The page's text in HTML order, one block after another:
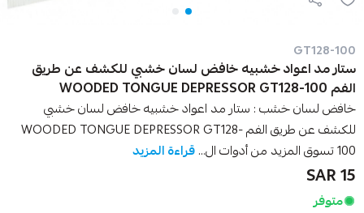
GT128-100
ستار مد اعواد خشبيه خافض لسان خشبي للكشف عن طريق
الفم WOODED TONGUE DEPRESSOR GT128-100
خافض لسان خشب : ستار مد اعواد خشبيه خافض لسان خشبي
للكشف عن طريق الفم WOODED TONGUE DEPRESSOR GT128-
100 تسوق المزيد من أدوات ال...
قراءة المزيد
15 SAR
متوفر